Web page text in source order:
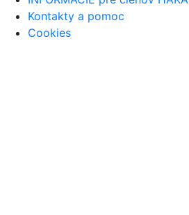
Kontakty a pomoc
Cookies